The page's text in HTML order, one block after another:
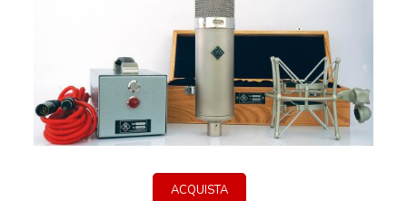
ACQUISTA